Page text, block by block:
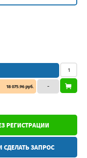
18 075.96 руб. –
РЕГИСТРАЦИИ
ЗАПРОС